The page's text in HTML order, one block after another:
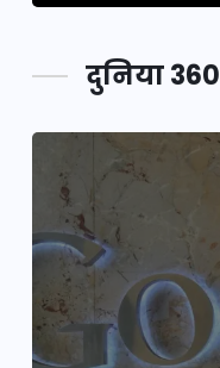
दुनिया 360